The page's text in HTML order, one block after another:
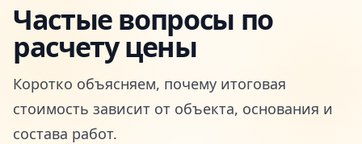
Частые вопросы по
расчету цены
Коротко объясняем, почему итоговая
стоимость зависит от объекта, основания и
состава работ.